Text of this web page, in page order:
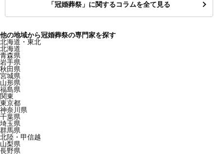
「冠婚葬祭」に関するコラムを全て見る
他の地域から冠婚葬祭の専門家を探す
北海道・東北
北海道
青森県
岩手県
秋田県
宮城県
山形県
福島県
関東
東京都
神奈川県
千葉県
埼玉県
群馬県
北陸・甲信越
山梨県
長野県